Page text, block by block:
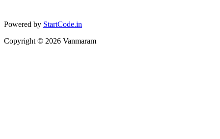
Powered by StartCode.in
Copyright © 2026 Vanmaram